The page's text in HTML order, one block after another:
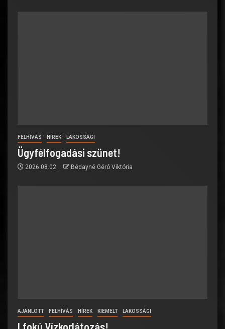
FELHÍVÁS HÍREK LAKOSSÁGI
Ügyfélfogadási szünet!
2026.08.02. Bédayné Géró Viktória
AJÁNLOTT FELHÍVÁS HÍREK KIEMELT LAKOSSÁGI